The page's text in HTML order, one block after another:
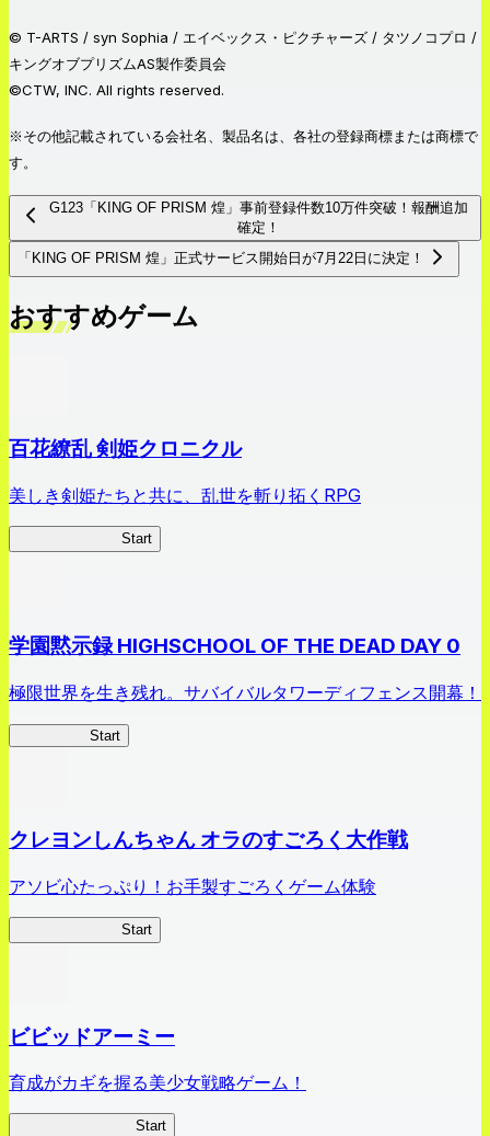
© T-ARTS / syn Sophia / エイベックス・ピクチャーズ / タツノコプロ /
キングオブプリズムAS製作委員会
©CTW, INC. All rights reserved.
※その他記載されている会社名、製品名は、各社の登録商標または商標で
す。
G123「KING OF PRISM 煌」事前登録件数10万件突破！報酬追加
確定！
「KING OF PRISM 煌」正式サービス開始日が7月22日に決定！
おすすめゲーム
百花繚乱 剣姫クロニクル
美しき剣姫たちと共に、乱世を斬り拓くRPG
Start
学園黙示録 HIGHSCHOOL OF THE DEAD DAY 0
極限世界を生き残れ。サバイバルタワーディフェンス開幕！
Start
クレヨンしんちゃん オラのすごろく大作戦
アソビ心たっぷり！お手製すごろくゲーム体験
Start
ビビッドアーミー
育成がカギを握る美少女戦略ゲーム！
Start